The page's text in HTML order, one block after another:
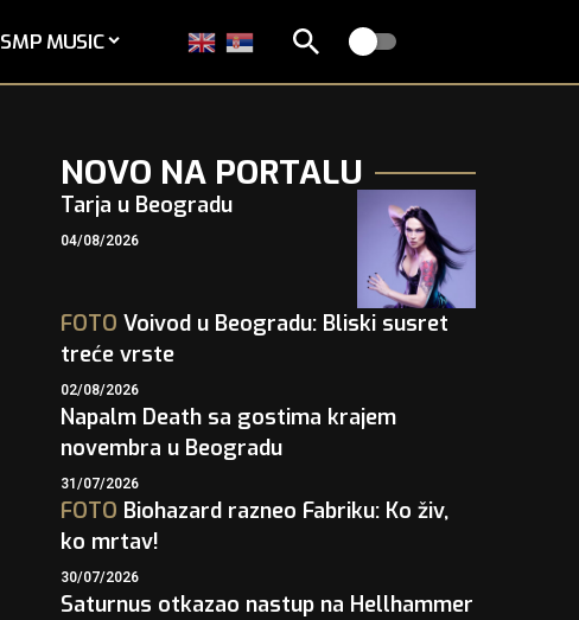
SMP MUSIC
NOVO NA PORTALU
Tarja u Beogradu
04/08/2026
FOTO Voivod u Beogradu: Bliski susret
treće vrste
02/08/2026
Napalm Death sa gostima krajem
novembra u Beogradu
31/07/2026
FOTO Biohazard razneo Fabriku: Ko živ,
ko mrtav!
30/07/2026
Saturnus otkazao nastup na Hellhammer